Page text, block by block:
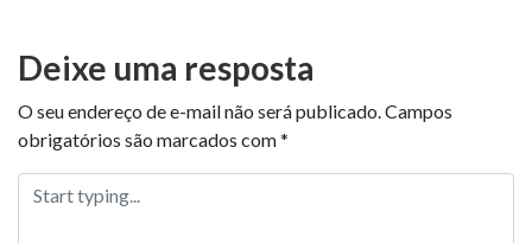
Deixe uma resposta
O seu endereço de e-mail não será publicado.Campos
obrigatórios são marcados com*